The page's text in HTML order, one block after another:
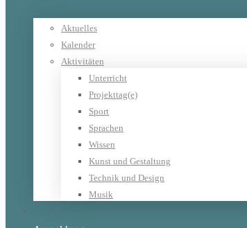
Aktuelles
Kalender
Aktivitäten
Unterricht
Projekttag(e)
Sport
Sprachen
Wissen
Kunst und Gestaltung
Technik und Design
Musik